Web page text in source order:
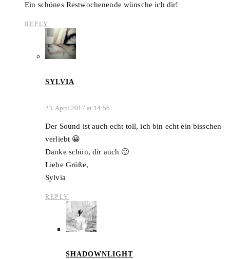
Ein schönes Restwochenende wünsche ich dir!
REPLY
SYLVIA
23. April 2017 at 14:56
Der Sound ist auch echt toll, ich bin echt ein bisschen
verliebt 😀
Danke schön, dir auch 🙂
Liebe Grüße,
Sylvia
REPLY
SHADOWNLIGHT